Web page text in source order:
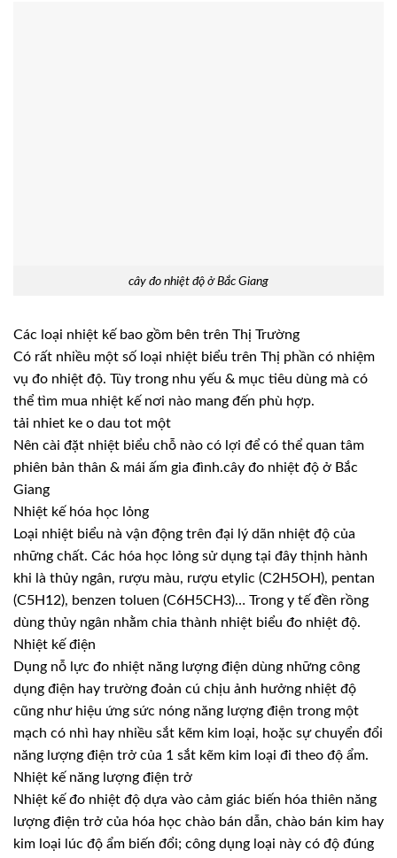
cây đo nhiệt độ ở Bắc Giang
Các loại nhiệt kế bao gồm bên trên Thị Trường
Có rất nhiều một số loại nhiệt biểu trên Thị phần có nhiệm
vụ đo nhiệt độ. Tùy trong nhu yếu & mục tiêu dùng mà có
thể tìm mua nhiệt kế nơi nào mang đến phù hợp.
tải nhiet ke o dau tot một
Nên cài đặt nhiệt biểu chỗ nào có lợi để có thể quan tâm
phiên bản thân & mái ấm gia đình.cây đo nhiệt độ ở Bắc
Giang
Nhiệt kế hóa học lỏng
Loại nhiệt biểu nà vận động trên đại lý dãn nhiệt độ của
những chất. Các hóa học lỏng sử dụng tại đây thịnh hành
khi là thủy ngân, rượu màu, rượu etylic (C2H5OH), pentan
(C5H12), benzen toluen (C6H5CH3)… Trong y tế đền rồng
dùng thủy ngân nhằm chia thành nhiệt biểu đo nhiệt độ.
Nhiệt kế điện
Dụng nỗ lực đo nhiệt năng lượng điện dùng những công
dụng điện hay trường đoản cú chịu ảnh hưởng nhiệt độ
cũng như hiệu ứng sức nóng năng lượng điện trong một
mạch có nhì hay nhiều sắt kẽm kim loại, hoặc sự chuyển đổi
năng lượng điện trở của 1 sắt kẽm kim loại đi theo độ ẩm.
Nhiệt kế năng lượng điện trở
Nhiệt kế đo nhiệt độ dựa vào cảm giác biến hóa thiên năng
lượng điện trở của hóa học chào bán dẫn, chào bán kim hay
kim loại lúc độ ẩm biến đổi; công dụng loại này có độ đúng